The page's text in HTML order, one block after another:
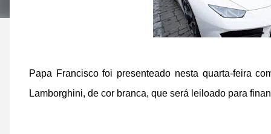
Papa Francisco foi presenteado nesta quarta-feira
Lamborghini, de cor branca, que será leiloado para